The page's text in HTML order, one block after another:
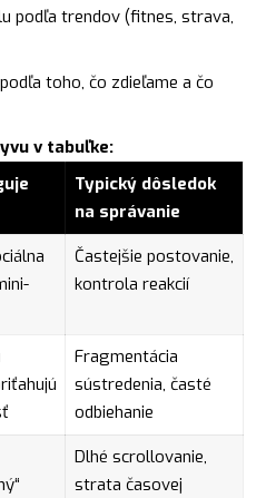
podľa trendov (fitnes, strava,
toho, čo zdieľame a čo
v tabuľke:
Typický dôsledok
na správanie
Častejšie postovanie,
kontrola reakcií
Fragmentácia
sústredenia, časté
odbiehanie
Dlhé scrollovanie,
strata časovej